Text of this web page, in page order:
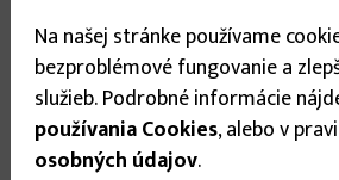


Na našej stránke používame
bezproblémové fungovanie a
služieb. Podrobné informácie
používania Cookies, alebo v
osobných údajov.